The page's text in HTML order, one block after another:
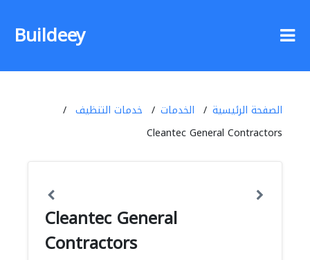
Buildeey
الصفحة الرئيسية الخدمات
خدمات التنظيف
Cleantec General Contractors
Cleantec General
Contractors